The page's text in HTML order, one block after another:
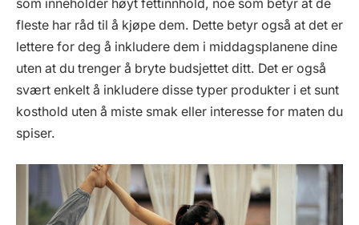
som inneholder høyt fettinnhold, noe som betyr at de
fleste har råd til å kjøpe dem. Dette betyr også at det er
lettere for deg å inkludere dem i middagsplanene dine
uten at du trenger å bryte budsjettet ditt. Det er også
svært enkelt å inkludere disse typer produkter i et sunt
kosthold uten å miste smak eller interesse for maten du
spiser.